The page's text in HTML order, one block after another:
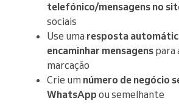
telefónico/mensagens no
sociais
Use uma resposta
encaminhar mensagens para
marcação
Crie um número de negócio
WhatsApp ou semelhante